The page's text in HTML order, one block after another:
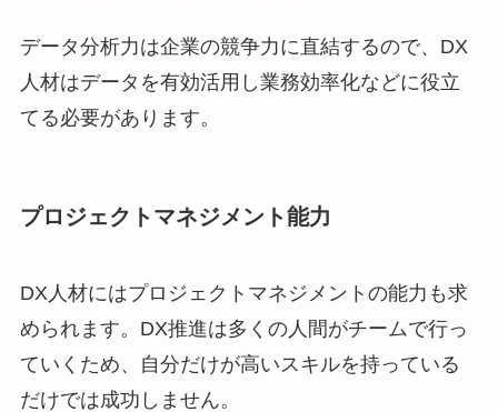
データ分析力は企業の競争力に直結するので、DX
人材はデータを有効活用し業務効率化などに役立
てる必要があります。
プロジェクトマネジメント能力
DX人材にはプロジェクトマネジメントの能力も求
められます。DX推進は多くの人間がチームで行っ
ていくため、自分だけが高いスキルを持っている
だけでは成功しません。